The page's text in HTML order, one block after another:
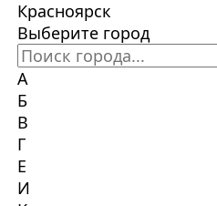
Красноярск
Выберите город
А
Б
В
Г
Е
И